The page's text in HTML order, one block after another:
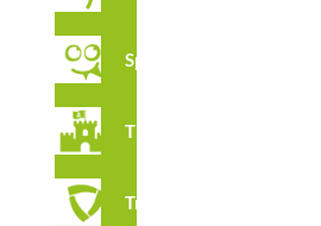
Spooky
Thématique
Tribox
INS